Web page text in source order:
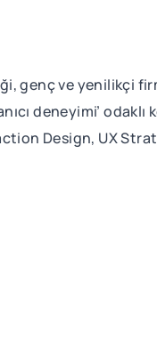
genç ve yenilikçi
deneyimi’ odaklı
Design, UX